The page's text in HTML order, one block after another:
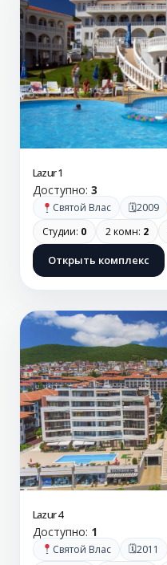
Lazur 1
Доступно: 3
Святой Влас 🗓2009
Студии: 0 2 комн: 2
Открыть комплекс
Lazur 4
Доступно: 1
Святой Влас 🗓2011